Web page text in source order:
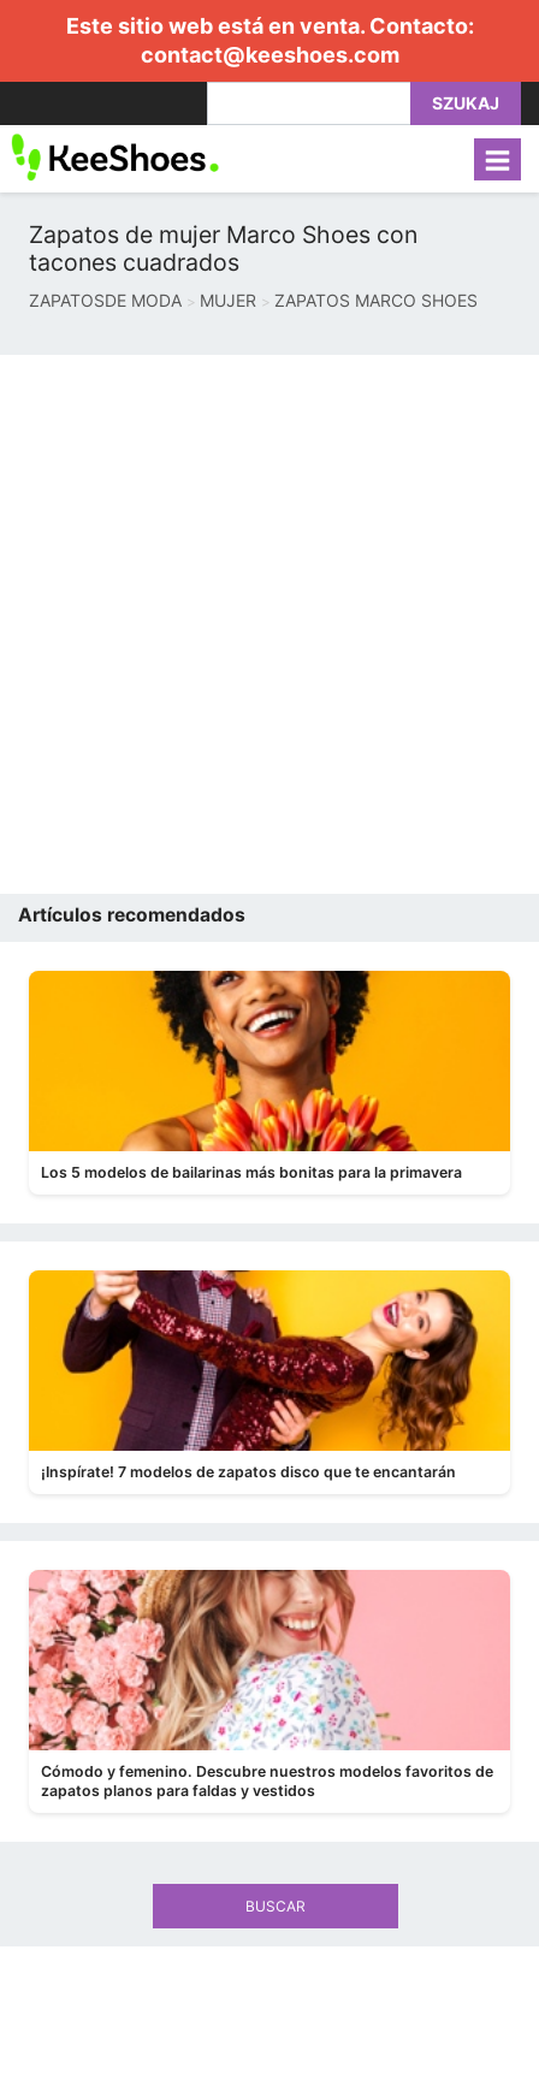
Este sitio web está en venta. Contacto:
contact@keeshoes.com
SZUKAJ
Zapatos de mujer Marco Shoes con
tacones cuadrados
ZAPATOSDE MODA MUJER ZAPATOS MARCO SHOES
Artículos recomendados
Los 5 modelos de bailarinas más bonitas para la primavera
¡Inspírate! 7 modelos de zapatos disco que te encantarán
Cómodo y femenino. Descubre nuestros modelos favoritos de
zapatos planos para faldas y vestidos
BUSCAR